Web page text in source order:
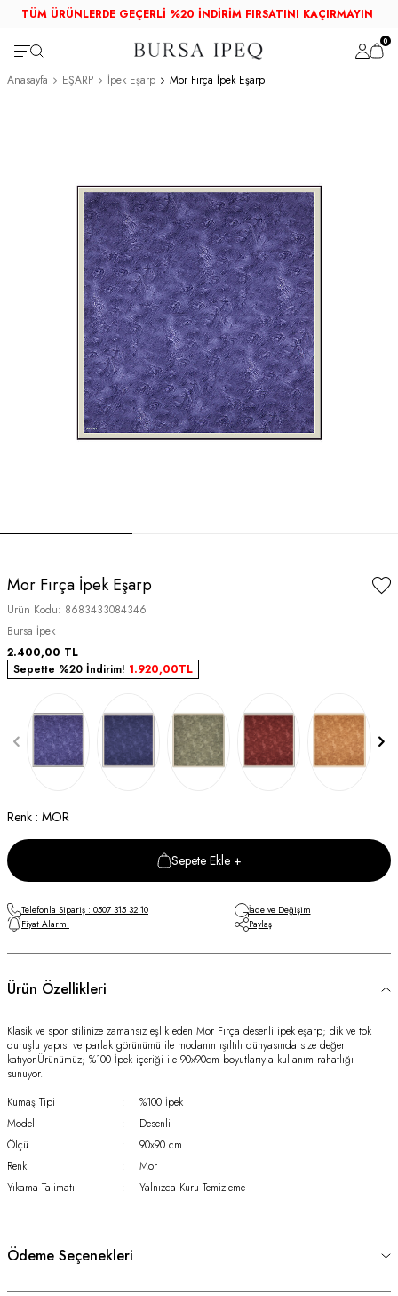
TÜM ÜRÜNLERDE GEÇERLİ %20 İNDİRİM FIRSATINI KAÇIRMAYIN
0
Anasayfa EŞARP İpek Eşarp Mor Fırça İpek Eşarp
Mor Fırça İpek Eşarp
Ürün Kodu: 8683433084346
Bursa İpek
2.400,00 TL
Sepette %20 İndirim! 1.920,00TL
Renk : MOR
Sepete Ekle +
Telefonla Sipariş : 0507 315 32 10
İade ve Değişim
Fiyat Alarmı
Paylaş
Ürün Özellikleri
Klasik ve spor stilinize zamansız eşlik eden Mor Fırça desenli ipek eşarp; dik ve tok
duruşlu yapısı ve parlak görünümü ile modanın ışıltılı dünyasında size değer
katıyor.Ürünümüz; %100 İpek içeriği ile 90x90cm boyutlarıyla kullanım rahatlığı
sunuyor.
Kumaş Tipi
:
%100 İpek
Model
:
Desenli
Ölçü
:
90x90 cm
Renk
:
Mor
Yıkama Talimatı
: Yalnızca Kuru Temizleme
Ödeme Seçenekleri